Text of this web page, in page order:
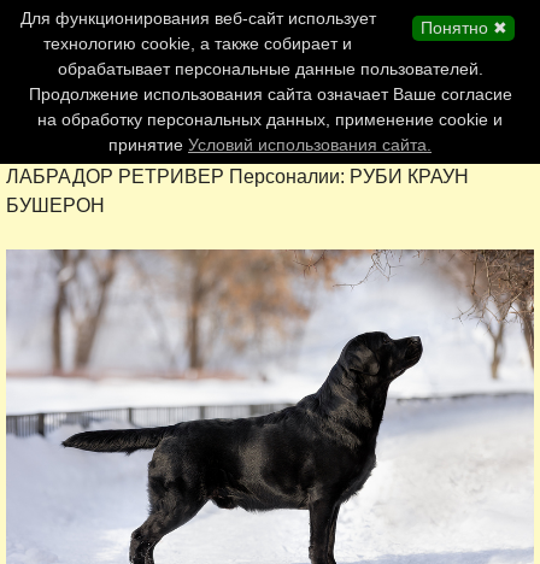
Главная страница
Обновления сайта
Контакты
Персоналии
Форум
ЛАБРАДОР РЕТРИВЕР Персоналии: РУБИ КРАУН
БУШЕРОН
Понятно ✖
Для функционирования веб-сайт использует
технологию cookie, а также собирает и
обрабатывает персональные данные пользователей.
Продолжение использования сайта означает Ваше согласие
на обработку персональных данных, применение cookie и
принятие Условий использования сайта.